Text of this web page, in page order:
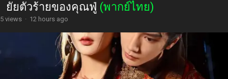
ยัยตัวร้ายของคุณฟู่ (พากย์ไทย)
5 views · 12 hours ago